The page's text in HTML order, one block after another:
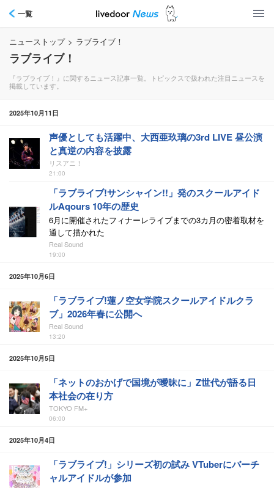
一覧
ニューストップ > ラブライブ！
ラブライブ！
『ラブライブ！』に関するニュース記事一覧。トピックスで扱われた注目ニュースを
掲載しています。
2025年10月11日
声優としても活躍中、大西亜玖璃の3rd LIVE 昼公演
と真逆の内容を披露
リスアニ！
21:00
「ラブライブ!サンシャイン!!」発のスクールアイド
ルAqours 10年の歴史
6月に開催されたフィナーレライブまでの3カ月の密着取材を
通して描かれた
Real Sound
19:00
2025年10月6日
「ラブライブ!蓮ノ空女学院スクールアイドルクラ
ブ」2026年春に公開へ
Real Sound
13:20
2025年10月5日
「ネットのおかげで国境が曖昧に」Z世代が語る日
本社会の在り方
TOKYO FM+
06:00
2025年10月4日
「ラブライブ!」シリーズ初の試み VTuberにバーチ
ャルアイドルが参加